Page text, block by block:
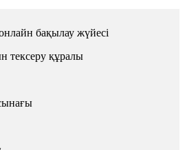
бақылау жүйесі
тексеру құралы